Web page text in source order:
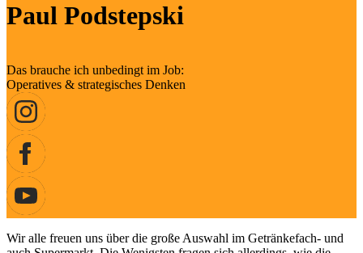
Paul Podstepski
Das brauche ich unbedingt im Job:
Operatives & strategisches Denken
Wir alle freuen uns über die große Auswahl im Getränkefach- und